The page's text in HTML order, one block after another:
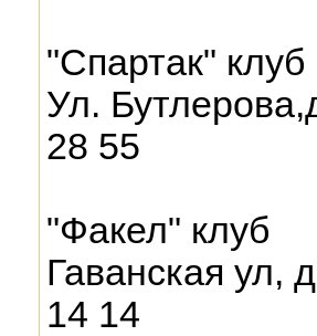
"Спартак" клуб
Ул.
28 55
"Факел" клуб
Гаванская ул,
14 14